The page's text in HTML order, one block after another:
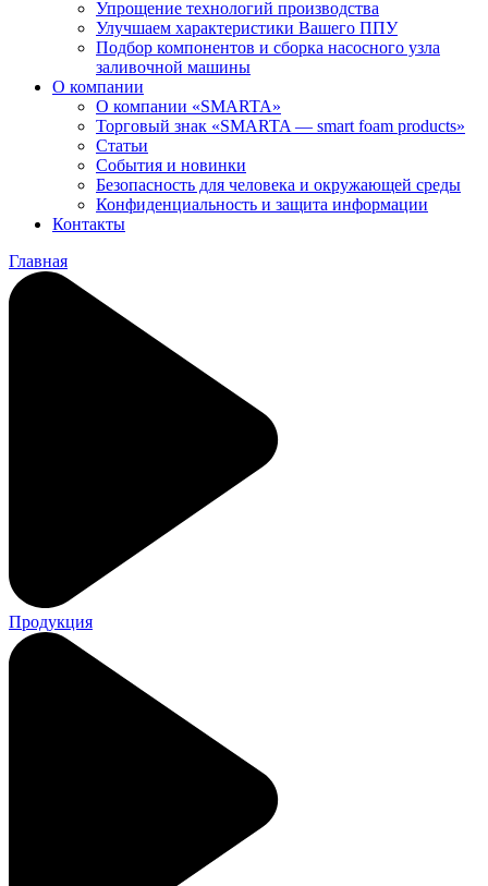
Упрощение технологий производства
Улучшаем характеристики Вашего ППУ
Подбор компонентов и сборка насосного узла
заливочной машины
О компании
О компании «SMARTA»
Торговый знак «SMARTA — smart foam products»
Статьи
События и новинки
Безопасность для человека и окружающей среды
Конфиденциальность и защита информации
Контакты
Главная
Продукция